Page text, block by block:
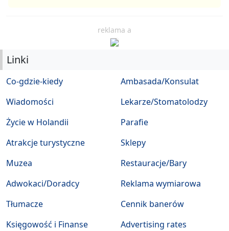
reklama a
Linki
Co-gdzie-kiedy
Wiadomości
Życie w Holandii
Atrakcje turystyczne
Muzea
Ambasada/Konsulat
Lekarze/Stomatolodzy
Parafie
Sklepy
Restauracje/Bary
Adwokaci/Doradcy
Tłumacze
Księgowość i Finanse
Reklama wymiarowa
Cennik banerów
Advertising rates